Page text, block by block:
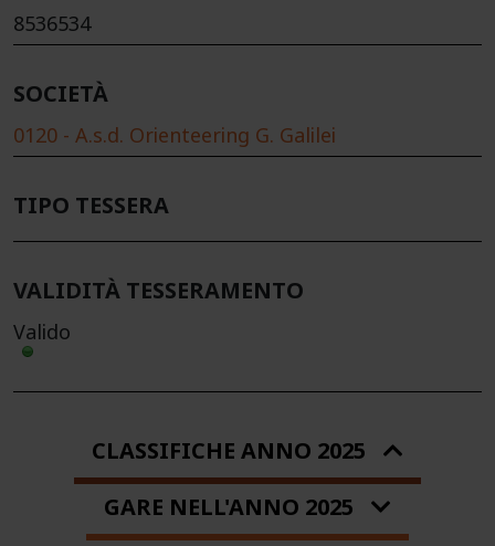
8536534
SOCIETÀ
0120 - A.s.d. Orienteering G. Galilei
TIPO TESSERA
VALIDITÀ TESSERAMENTO
Valido
CLASSIFICHE ANNO 2025
GARE NELL'ANNO 2025